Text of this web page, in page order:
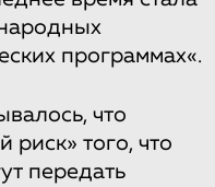
программах«.
что
риск» того, что
передать